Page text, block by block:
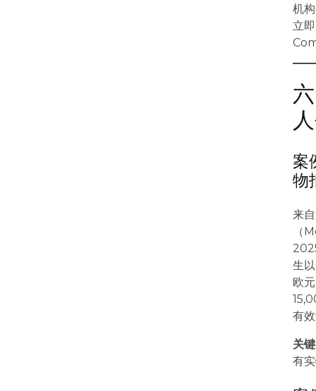
机
立
案
物
来
（
生
欧
有
关
有